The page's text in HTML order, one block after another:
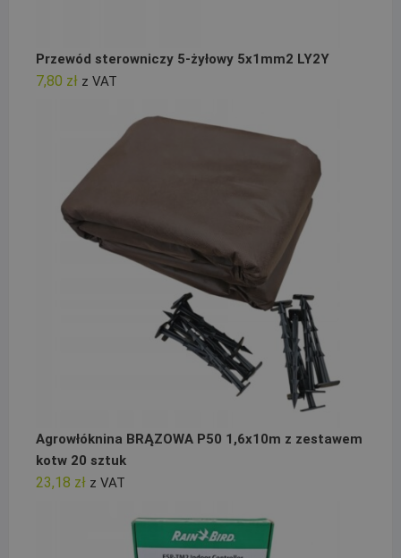
Przewód sterowniczy 5-żyłowy 5x1mm2 LY2Y
7,80 zł z VAT
Agrowłóknina BRĄZOWA P50 1,6x10m z zestawem
kotw 20 sztuk
23,18 zł z VAT